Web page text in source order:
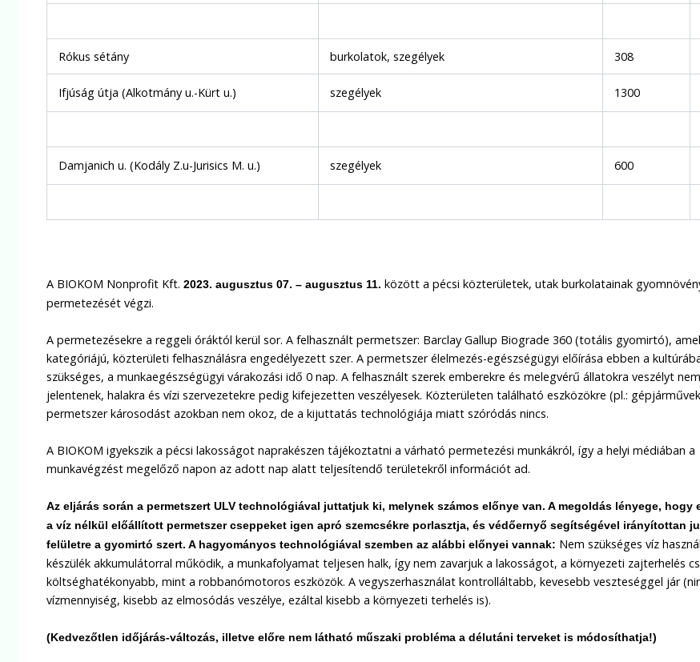
Rókus sétány burkolatok, szegélyek 308
Ifjúság útja (Alkotmány u.-Kürt u.) szegélyek 1300
Damjanich u. (Kodály Z.u-Jurisics M. u.) szegélyek 600
A BIOKOM Nonprofit Kft. 2023. augusztus 07. – augusztus 11. között a pécsi közterületek, utak burkolatainak
permetezését végzi.
A permetezésekre a reggeli óráktól kerül sor. A felhasznált permetszer: Barclay Gallup Biograde 360 (totális gyomirtó),
kategóriájú, közterületi felhasználásra engedélyezett szer. A permetszer élelmezés-egészségügyi előírása ebben a
szükséges, a munkaegészségügyi várakozási idő 0 nap. A felhasznált szerek emberekre és melegvérű állatokra veszélyt nem
jelentenek, halakra és vízi szervezetekre pedig kifejezetten veszélyesek. Közterületen található eszközökre (pl.:
permetszer károsodást azokban nem okoz, de a kijuttatás technológiája miatt szóródás nincs.
A BIOKOM igyekszik a pécsi lakosságot naprakészen tájékoztatni a várható permetezési munkákról, így a helyi médiában a
munkavégzést megelőző napon az adott nap alatt teljesítendő területekről információt ad.
Az eljárás során a permetszert ULV technológiával juttatjuk ki, melynek számos előnye van. A megoldás lényege, hogy
a víz nélkül előállított permetszer cseppeket igen apró szemcsékre porlasztja, és védőernyő segítségével irányítottan
felületre a gyomirtó szert. A hagyományos technológiával szemben az alábbi előnyei vannak: Nem szükséges víz
készülék akkumulátorral működik, a munkafolyamat teljesen halk, így nem zavarjuk a lakosságot, a környezeti zajterhelés
költséghatékonyabb, mint a robbanómotoros eszközök. A vegyszerhasználat kontrolláltabb, kevesebb veszteséggel jár
vízmennyiség, kisebb az elmosódás veszélye, ezáltal kisebb a környezeti terhelés is).
(Kedvezőtlen időjárás-változás, illetve előre nem látható műszaki probléma a délutáni terveket is módosíthatja!)